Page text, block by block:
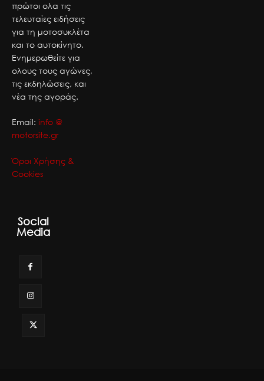
πρώτοι ολα τις
τελευταίες ειδήσεις
για τη μοτοσυκλέτα
και το αυτοκίνητο.
Ενημερωθείτε για
ολους τους αγώνες,
τις εκδηλώσεις, και
νέα της αγοράς.
Email: info @
motorsite.gr
Όροι Χρήσης &
Cookies
Social
Media